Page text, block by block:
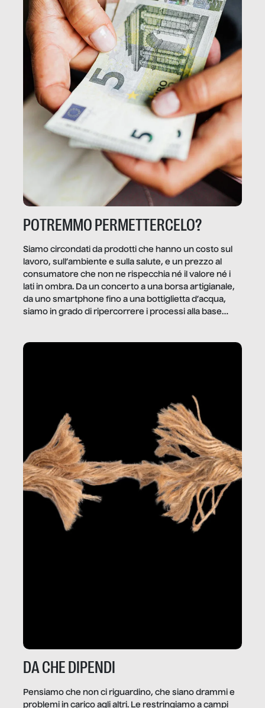
POTREMMO PERMETTERCELO?
Siamo circondati da prodotti che hanno un costo sul
lavoro, sull’ambiente e sulla salute, e un prezzo al
consumatore che non ne rispecchia né il valore né i
lati in ombra. Da un concerto a una borsa artigianale,
da uno smartphone fino a una bottiglietta d’acqua,
siamo in grado di ripercorrere i processi alla base
dietro gli oggetti e i servizi che fanno la nostra vita
DA CHE DIPENDI
Pensiamo che non ci riguardino, che siano drammi e
problemi in carico agli altri. Le restringiamo a campi